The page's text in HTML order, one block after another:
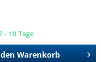
- 10 Tage
Warenkorb